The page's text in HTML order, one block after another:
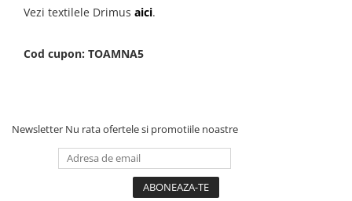
Vezi textilele Drimus aici.
Cod cupon: TOAMNA5
Newsletter Nu rata ofertele si promotiile noastre